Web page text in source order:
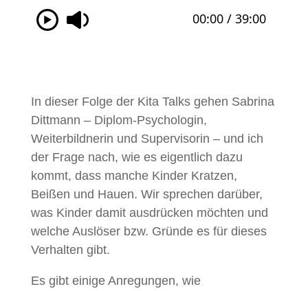
In dieser Folge der Kita Talks gehen Sabrina
Dittmann – Diplom-Psychologin,
Weiterbildnerin und Supervisorin – und ich
der Frage nach, wie es eigentlich dazu
kommt, dass manche Kinder Kratzen,
Beißen und Hauen. Wir sprechen darüber,
was Kinder damit ausdrücken möchten und
welche Auslöser bzw. Gründe es für dieses
Verhalten gibt.
Es gibt einige Anregungen, wie